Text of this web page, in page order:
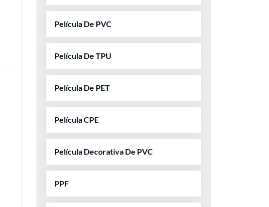
Película De PVC
Película De TPU
Película De PET
Película CPE
Película Decorativa De PVC
PPF